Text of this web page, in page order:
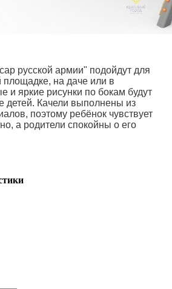
русской армии" подойдут для
площадке, на даче или в
и яркие рисунки по бокам будут
детей. Качели выполнены из
поэтому ребёнок чувствует
а родители спокойны о его